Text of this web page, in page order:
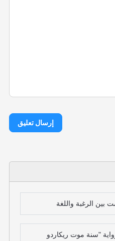
إرسال تعليق
بين الرغبة واللغة
"سنة موت ريكاردو